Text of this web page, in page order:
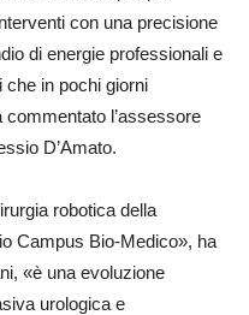
con una precisione
di energie professionali e
che in pochi giorni
l’assessore
D’Amato.
robotica della
Campus Bio-Medico», ha
«è una evoluzione
urologica e